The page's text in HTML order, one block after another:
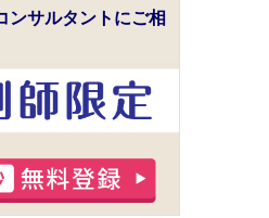
ンサルタントにご相